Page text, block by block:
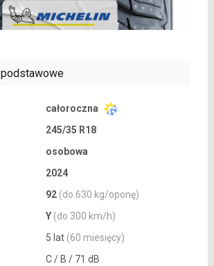
podstawowe
całoroczna
245/35 R18
osobowa
2024
92 (do 630 kg/oponę)
Y (do 300 km/h)
5 lat (60 miesięcy)
C / B / 71 dB